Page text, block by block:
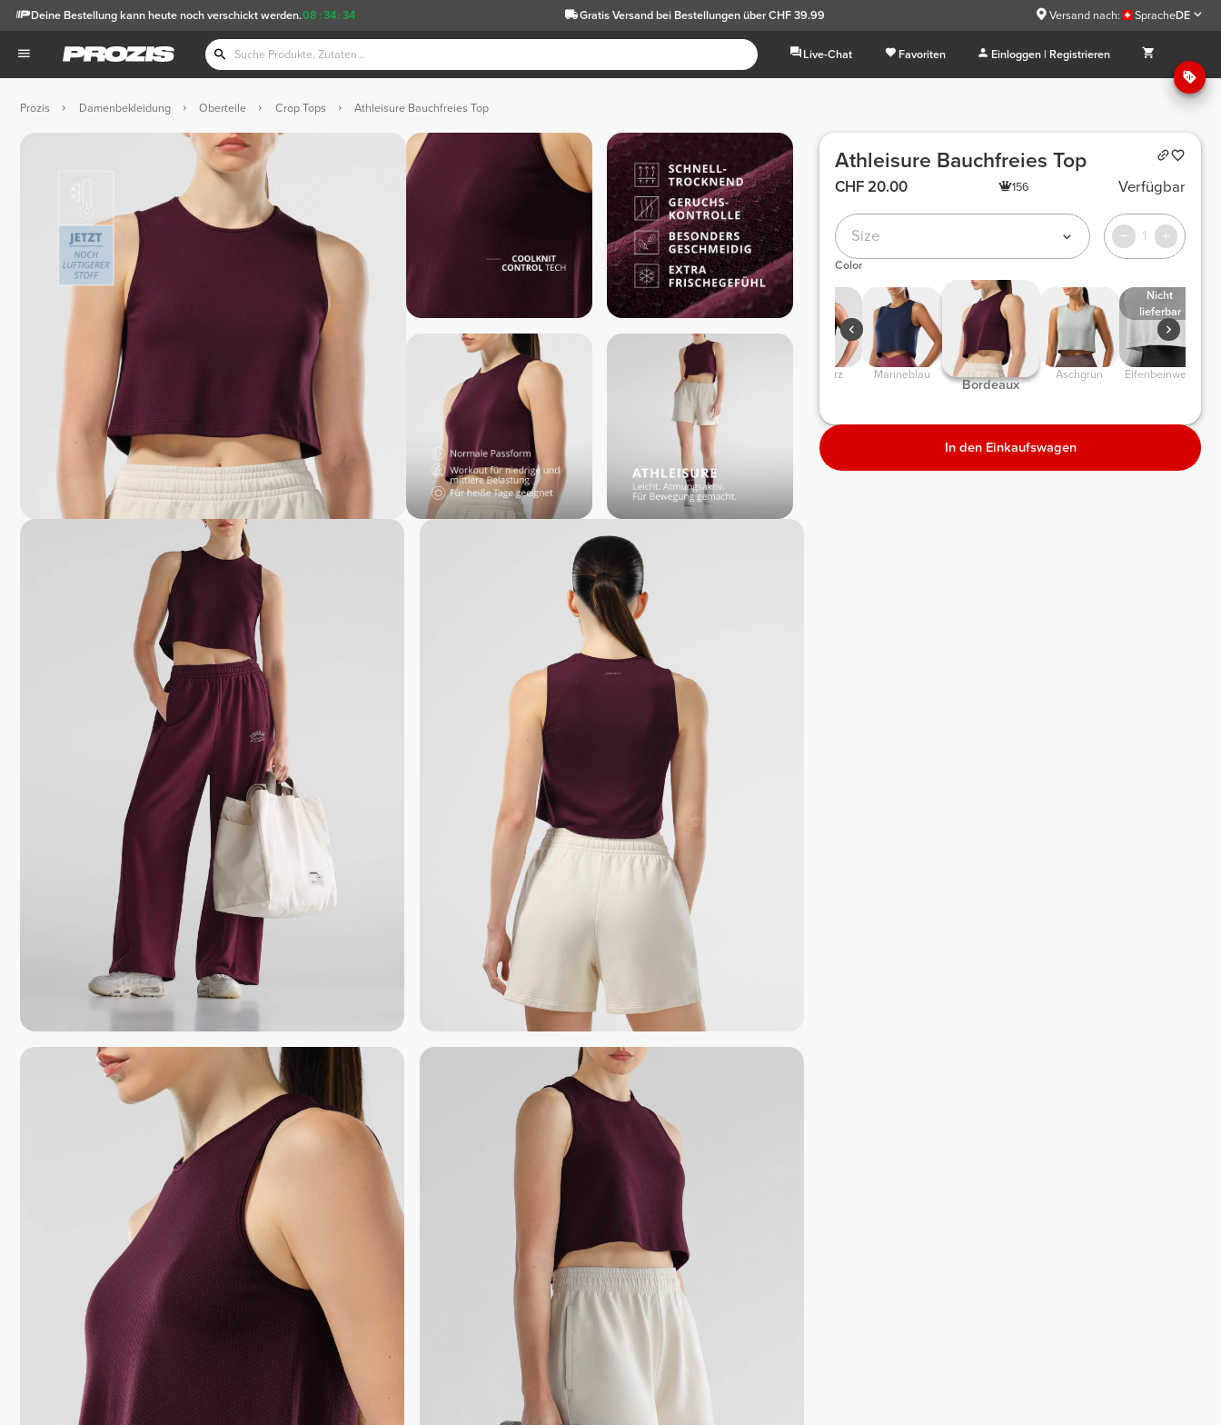
08 :34 :33
Deine Bestellung kann heute noch verschickt werden. Gratis Versandbei Bestellungen über CHF 39.99 Versand nach: SpracheDE
Live-Chat Favoriten Einloggen | Registrieren
Prozis Damenbekleidung Oberteile Crop Tops Athleisure Bauchfreies Top
Athleisure Bauchfreies Top
CHF 20.00 156 Verfügbar
Size 1
Color
Schwarz Marineblau
Bordeaux
Aschgrün
Nicht
lieferbar
Elfenbeinweiß
In den Einkaufswagen